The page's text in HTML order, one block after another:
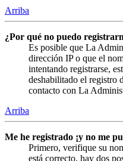
Arriba
¿Por qué no puedo
Es posible que La
dirección IP o que el
intentando registrarse,
deshabilitado el registro
contacto con La
Arriba
Me he registrado ¡y no me
Primero, verifique su
está correcto, hay dos